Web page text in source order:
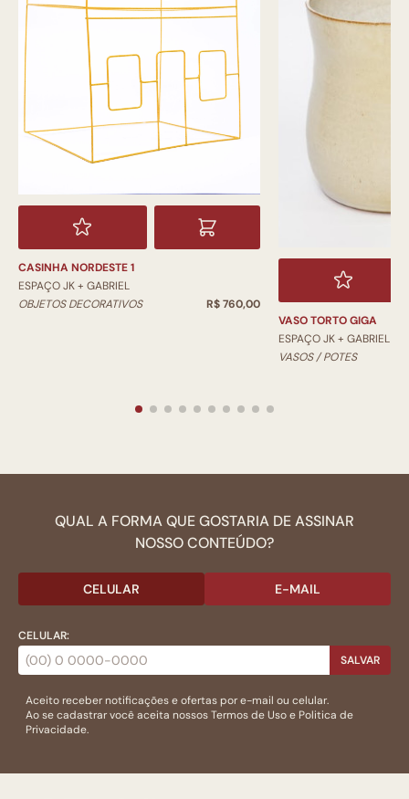
CASINHA NORDESTE 1
ESPAÇO JK + GABRIEL
OBJETOS DECORATIVOS
R$ 760,00
VASO TORTO GIGA
ESPAÇO JK + GABRIEL
VASOS / POTES
QUAL A FORMA QUE GOSTARIA DE ASSINAR
NOSSO CONTEÚDO?
CELULAR E-MAIL
CELULAR:
SALVAR
Aceito receber notificações e ofertas por e-mail ou celular.
Ao se cadastrar você aceita nossosTermos de Usoe Politica de
Privacidade.